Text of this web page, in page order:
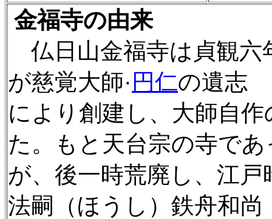
金福寺の由来
仏日山金福寺は貞観六
が慈覚大師· 円仁の遺志
により創建し、大師自
た。もと天台宗の寺であ
が、後一時荒廃し、江
法嗣（ほうし）鉄舟和尚